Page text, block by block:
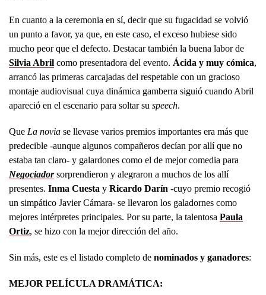
En cuanto a la ceremonia en sí, decir que su fugacidad se volvió
un punto a favor, ya que, en este caso, el exceso hubiese sido
mucho peor que el defecto. Destacar también la buena labor de
Silvia Abril como presentadora del evento. Ácida y muy cómica,
arrancó las primeras carcajadas del respetable con un gracioso
montaje audiovisual cuya dinámica gamberra siguió cuando Abril
apareció en el escenario para soltar su speech.
Que La novia se llevase varios premios importantes era más que
predecible -aunque algunos compañeros decían por allí que no
estaba tan claro- y galardones como el de mejor comedia para
Negociador sorprendieron y alegraron a muchos de los allí
presentes. Inma Cuesta y Ricardo Darín -cuyo premio recogió
un simpático Javier Cámara- se llevaron los galadornes como
mejores intérpretes principales. Por su parte, la talentosa Paula
Ortiz, se hizo con la mejor dirección del año.
Sin más, este es el listado completo de nominados y ganadores:
MEJOR PELÍCULA DRAMÁTICA: